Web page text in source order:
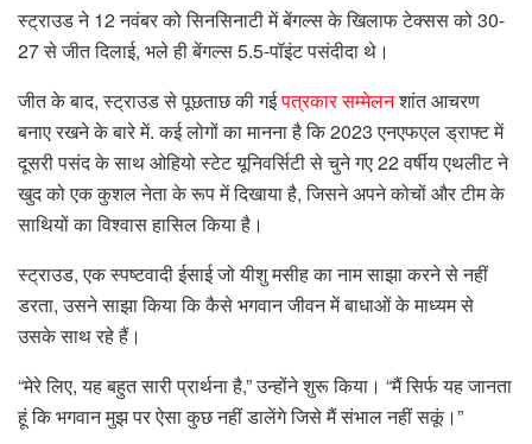
स्ट्राउड ने 12 नवंबर को सिनसिनाटी में बेंगल्स के खिलाफ टेक्सस को 30-
27 से जीत दिलाई, भले ही बेंगल्स 5.5-पॉइंट पसंदीदा थे।
जीत के बाद, स्ट्राउड से पूछताछ की गईपत्रकार सम्मेलनशांत आचरण
बनाए रखने के बारे में. कई लोगों का मानना ​​है कि 2023 एनएफएल ड्राफ्ट में
दूसरी पसंद के साथ ओहियो स्टेट यूनिवर्सिटी से चुने गए 22 वर्षीय एथलीट ने
खुद को एक कुशल नेता के रूप में दिखाया है, जिसने अपने कोचों और टीम के
साथियों का विश्वास हासिल किया है।
स्ट्राउड, एक स्पष्टवादी ईसाई जो यीशु मसीह का नाम साझा करने से नहीं
डरता, उसने साझा किया कि कैसे भगवान जीवन में बाधाओं के माध्यम से
उसके साथ रहे हैं।
“मेरे लिए, यह बहुत सारी प्रार्थना है,” उन्होंने शुरू किया। “मैं सिर्फ यह जानता
हूं कि भगवान मुझ पर ऐसा कुछ नहीं डालेंगे जिसे मैं संभाल नहीं सकूं।”